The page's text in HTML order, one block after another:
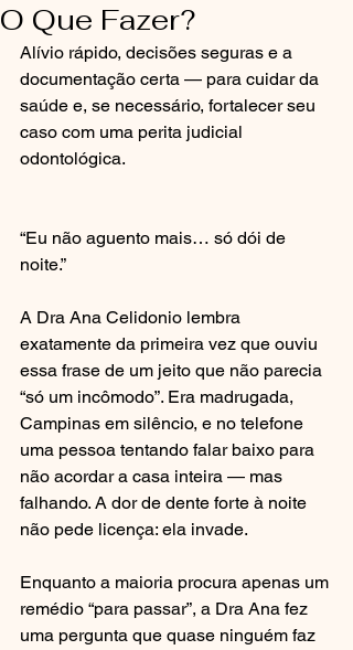
O Que Fazer?
Alívio rápido, decisões seguras e a
documentação certa — para cuidar da
saúde e, se necessário, fortalecer seu
caso com uma perita judicial
odontológica.
“Eu não aguento mais… só dói de
noite.”
A Dra Ana Celidonio lembra
exatamente da primeira vez que ouviu
essa frase de um jeito que não parecia
“só um incômodo”. Era madrugada,
Campinas em silêncio, e no telefone
uma pessoa tentando falar baixo para
não acordar a casa inteira — mas
falhando. A dor de dente forte à noite
não pede licença: ela invade.
Enquanto a maioria procura apenas um
remédio “para passar”, a Dra Ana fez
uma pergunta que quase ninguém faz